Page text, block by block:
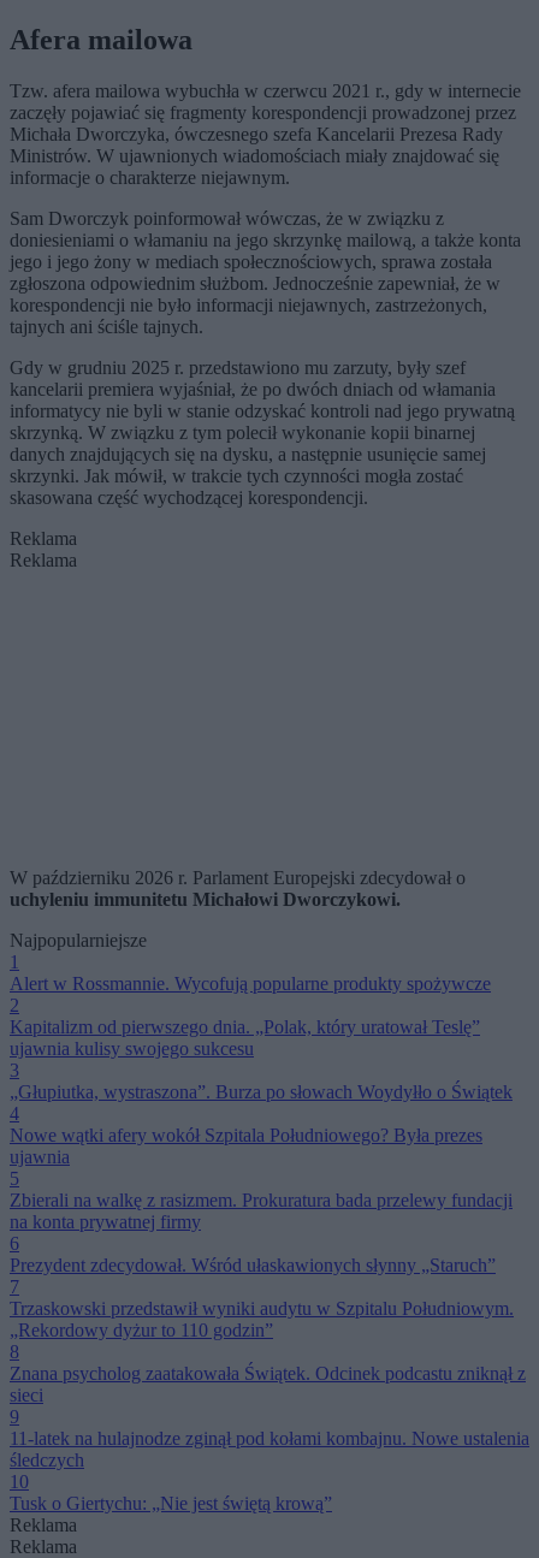
Afera mailowa
Tzw. afera mailowa wybuchła w czerwcu 2021 r., gdy w internecie
zaczęły pojawiać się fragmenty korespondencji prowadzonej przez
Michała Dworczyka, ówczesnego szefa Kancelarii Prezesa Rady
Ministrów. W ujawnionych wiadomościach miały znajdować się
informacje o charakterze niejawnym.
Sam Dworczyk poinformował wówczas, że w związku z
doniesieniami o włamaniu na jego skrzynkę mailową, a także konta
jego i jego żony w mediach społecznościowych, sprawa została
zgłoszona odpowiednim służbom. Jednocześnie zapewniał, że w
korespondencji nie było informacji niejawnych, zastrzeżonych,
tajnych ani ściśle tajnych.
Gdy w grudniu 2025 r. przedstawiono mu zarzuty, były szef
kancelarii premiera wyjaśniał, że po dwóch dniach od włamania
informatycy nie byli w stanie odzyskać kontroli nad jego prywatną
skrzynką. W związku z tym polecił wykonanie kopii binarnej
danych znajdujących się na dysku, a następnie usunięcie samej
skrzynki. Jak mówił, w trakcie tych czynności mogła zostać
skasowana część wychodzącej korespondencji.
Reklama
Reklama
W październiku 2026 r. Parlament Europejski zdecydował o
uchyleniu immunitetu Michałowi Dworczykowi.
Najpopularniejsze
1
Alert w Rossmannie. Wycofują popularne produkty spożywcze
2
Kapitalizm od pierwszego dnia. „Polak, który uratował Teslę”
ujawnia kulisy swojego sukcesu
3
„Głupiutka, wystraszona”. Burza po słowach Woydyłło o Świątek
4
Nowe wątki afery wokół Szpitala Południowego? Była prezes
ujawnia
5
Zbierali na walkę z rasizmem. Prokuratura bada przelewy fundacji
na konta prywatnej firmy
6
Prezydent zdecydował. Wśród ułaskawionych słynny „Staruch”
7
Trzaskowski przedstawił wyniki audytu w Szpitalu Południowym.
„Rekordowy dyżur to 110 godzin”
8
Znana psycholog zaatakowała Świątek. Odcinek podcastu zniknął z
sieci
9
11-latek na hulajnodze zginął pod kołami kombajnu. Nowe ustalenia
śledczych
10
Tusk o Giertychu: „Nie jest świętą krową”
Reklama
Reklama